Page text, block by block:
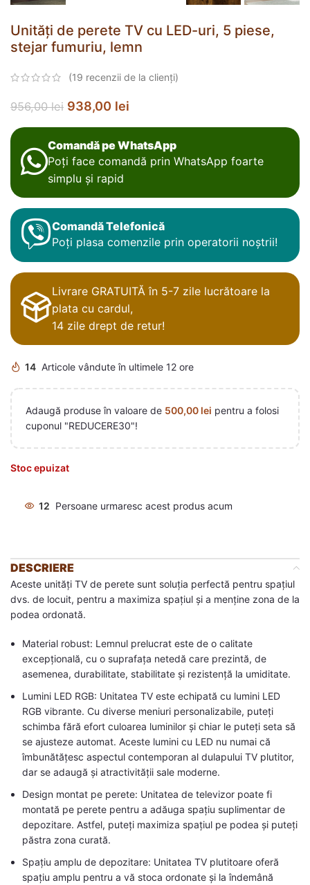
Unități de perete TV cu LED-uri, 5 piese,
stejar fumuriu, lemn
(19 recenzii de la clienți)
956,00lei 938,00 lei
Comandă pe WhatsApp
Poți face comandă prin WhatsApp foarte
simplu și rapid
Comandă Telefonică
Poți plasa comenzile prin operatorii noștrii!
Livrare GRATUITĂ în 5-7 zile lucrătoare la
plata cu cardul,
14 zile drept de retur!
14 Articole vândute în ultimele 12 ore
Adaugă produse în valoare de 500,00 lei pentru a folosi
cuponul "REDUCERE30"!
Stoc epuizat
12 Persoane urmaresc acest produs acum
DESCRIERE
Aceste unități TV de perete sunt soluția perfectă pentru spațiul
dvs. de locuit, pentru a maximiza spațiul și a menține zona de la
podea ordonată.
Material robust: Lemnul prelucrat este de o calitate
excepțională, cu o suprafața netedă care prezintă, de
asemenea, durabilitate, stabilitate și rezistență la umiditate.
Lumini LED RGB: Unitatea TV este echipată cu lumini LED
RGB vibrante. Cu diverse meniuri personalizabile, puteți
schimba fără efort culoarea luminilor și chiar le puteți seta să
se ajusteze automat. Aceste lumini cu LED nu numai că
îmbunătățesc aspectul contemporan al dulapului TV plutitor,
dar se adaugă și atractivității sale moderne.
Design montat pe perete: Unitatea de televizor poate fi
montată pe perete pentru a adăuga spațiu suplimentar de
depozitare. Astfel, puteți maximiza spațiul pe podea și puteți
păstra zona curată.
Spațiu amplu de depozitare: Unitatea TV plutitoare oferă
spațiu amplu pentru a vă stoca ordonate și la îndemână